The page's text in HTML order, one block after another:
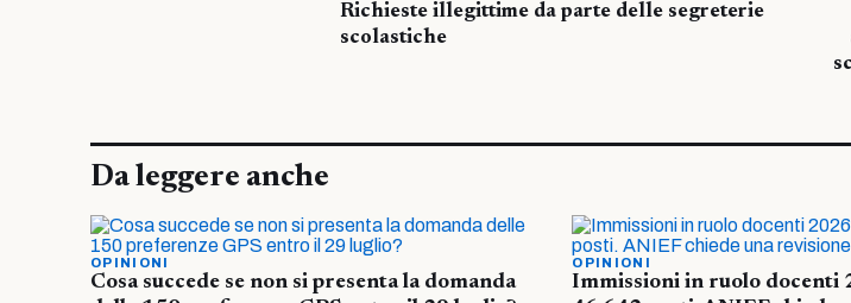
Richieste illegittime da parte delle segreterie
scolastiche
Da leggere anche
OPINIONI
Cosa succede se non si presenta la domanda
OPINIONI
Immissioni in ruolo docenti